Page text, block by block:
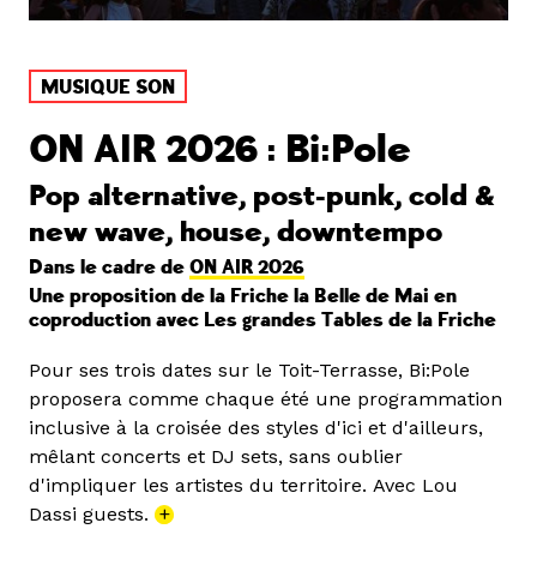
MUSIQUE SON
ON AIR 2026 : Bi:Pole
Pop alternative, post-punk, cold &
new wave, house, downtempo
Dans le cadre de ON AIR 2026
Une proposition de la Friche la Belle de Mai en
coproduction avec Les grandes Tables de la Friche
Pour ses trois dates sur le Toit-Terrasse, Bi:Pole
proposera comme chaque été une programmation
inclusive à la croisée des styles d'ici et d'ailleurs,
mêlant concerts et DJ sets, sans oublier
d'impliquer les artistes du territoire. Avec Lou
Dassi guests. +